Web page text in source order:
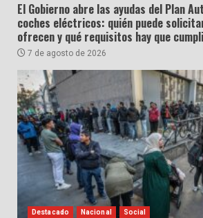
El Gobierno abre las ayudas del Plan
coches eléctricos: quién puede
ofrecen y qué requisitos hay que
7 de agosto de 2026
Destacado Nacional Social